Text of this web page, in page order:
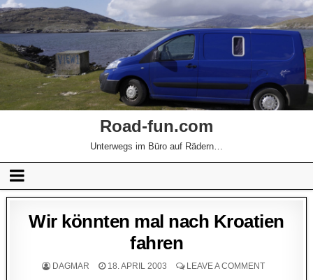
Road-fun.com
Unterwegs im Büro auf Rädern…
Wir könnten mal nach Kroatien
fahren
DAGMAR 18. APRIL 2003 LEAVE A COMMENT